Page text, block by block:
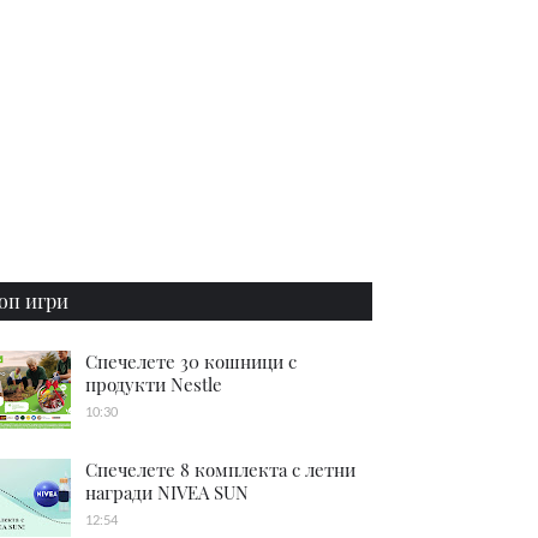
игри
Спечелете 30 кошници с
продукти Nestle
10:30
Спечелете 8 комплекта с летни
награди NIVEA SUN
12:54